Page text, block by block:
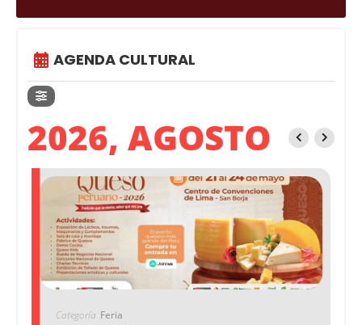
AGENDA CULTURAL
2026, AGOSTO
Categoría Feria